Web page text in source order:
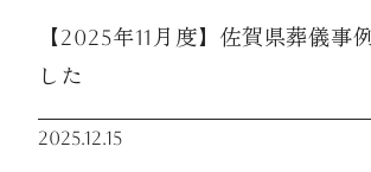
事例
施設案内
【2025年11月度】佐賀県葬儀事
した
2025.12.15